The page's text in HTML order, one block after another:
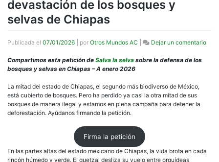
devastación de los bosques y
selvas de Chiapas
Publicada el 07/01/2026 por Otros Mundos AC Dejar un comentarioen
Compartimos esta petición de Salva la selva sobre la defensa de los
bosques y selvas en Chiapas – A enero 2026
La mitad del estado de Chiapas, el segundo más biodiverso de México,
está cubierto de bosques. Pero ha perdido ya casi la otra mitad de sus
bosques de manera ilegal y estamos en plena campaña para detener la
deforestación. Ayúdanos firmando la petición.
Firma la petición
En las partes altas del estado mexicano de Chiapas, la vida brota en cada
rincón húmedo y verde. El quetzal desliza su vuelo entre orquídeas